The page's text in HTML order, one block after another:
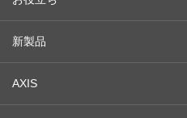
新製品
AXIS